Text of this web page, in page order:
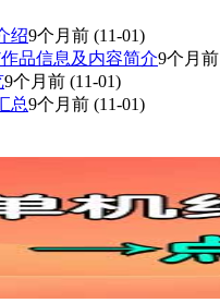
绍9个月前 (11-01)
品信息及内容简介9个月前
9个月前 (11-01)
总9个月前 (11-01)